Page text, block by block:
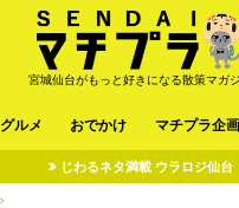
宮城仙台がもっと好きになる散策マガ
グルメ おでかけ マチプラ企画
じわるネタ満載 ウラロジ仙台